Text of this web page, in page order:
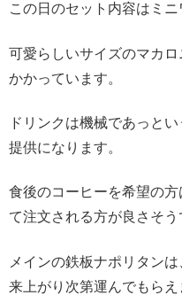
この日のセット内容はミ
可愛らしいサイズのマカ
かかっています。
ドリンクは機械であっと
提供になります。
食後のコーヒーを希望の
て注文される方が良さそう
メインの鉄板ナポリタン
来上がり次第運んでもら